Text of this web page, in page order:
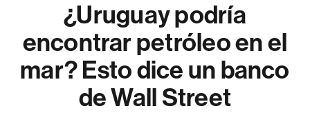
¿Uruguay podría
encontrar petróleo en el
mar? Esto dice un banco
de Wall Street